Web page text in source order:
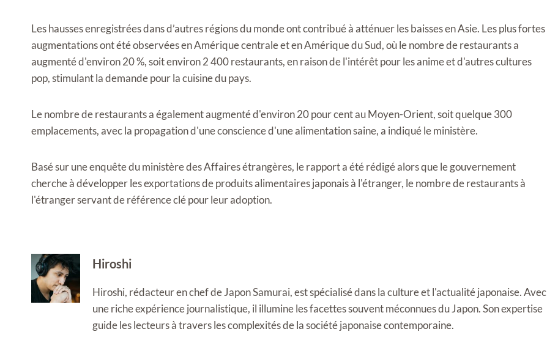
Les hausses enregistrées dans d’autres régions du monde ont contribué à atténuer les baisses en Asie. Les plus fortes
augmentations ont été observées en Amérique centrale et en Amérique du Sud, où le nombre de restaurants a
augmenté d'environ 20 %, soit environ 2 400 restaurants, en raison de l'intérêt pour les anime et d'autres cultures
pop, stimulant la demande pour la cuisine du pays.
Le nombre de restaurants a également augmenté d'environ 20 pour cent au Moyen-Orient, soit quelque 300
emplacements, avec la propagation d'une conscience d'une alimentation saine, a indiqué le ministère.
Basé sur une enquête du ministère des Affaires étrangères, le rapport a été rédigé alors que le gouvernement
cherche à développer les exportations de produits alimentaires japonais à l'étranger, le nombre de restaurants à
l'étranger servant de référence clé pour leur adoption.
Hiroshi
Hiroshi, rédacteur en chef de Japon Samurai, est spécialisé dans la culture et l'actualité japonaise. Avec
une riche expérience journalistique, il illumine les facettes souvent méconnues du Japon. Son expertise
guide les lecteurs à travers les complexités de la société japonaise contemporaine.